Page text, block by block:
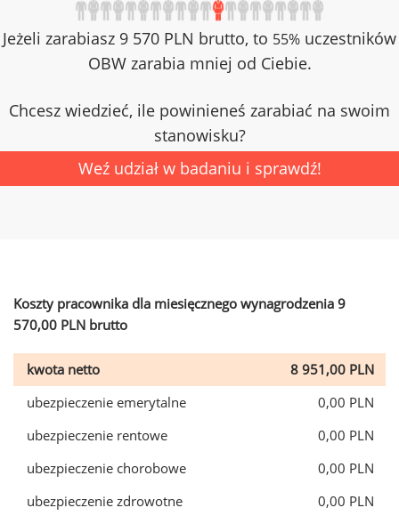
Jeżeli zarabiasz 9 570 PLN brutto, to 55% uczestników
OBW zarabia mniej od Ciebie.
Chcesz wiedzieć, ile powinieneś zarabiać na swoim
stanowisku?
Weź udział w badaniu i sprawdź!
Koszty pracownika dla miesięcznego wynagrodzenia 9
570,00 PLN brutto
kwota netto
8 951,00 PLN
ubezpieczenie emerytalne
0,00 PLN
ubezpieczenie rentowe
0,00 PLN
ubezpieczenie chorobowe
0,00 PLN
ubezpieczenie zdrowotne
0,00 PLN